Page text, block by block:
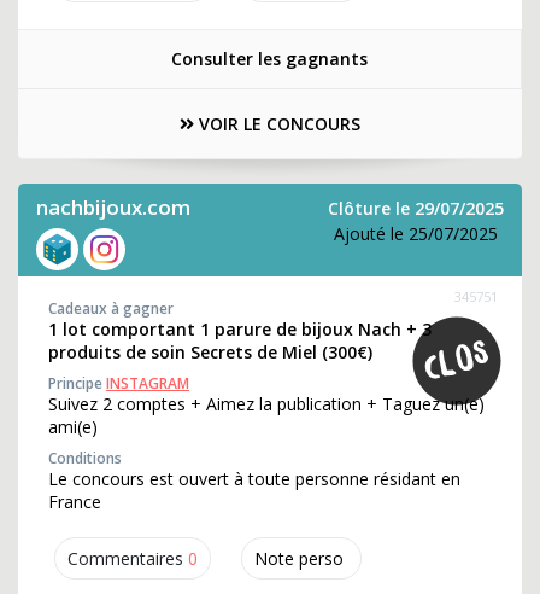
Consulter les gagnants
VOIR LE CONCOURS
nachbijoux.com
Clôture le 29/07/2025
Ajouté le 25/07/2025
Commentaires 0 Note perso
345751
Cadeaux à gagner
1 lot comportant 1 parure de bijoux Nach + 3
produits de soin Secrets de Miel (300€)
PrincipeINSTAGRAM
Suivez 2 comptes + Aimez la publication + Taguez un(e)
ami(e)
Conditions
Le concours est ouvert à toute personne résidant en
France